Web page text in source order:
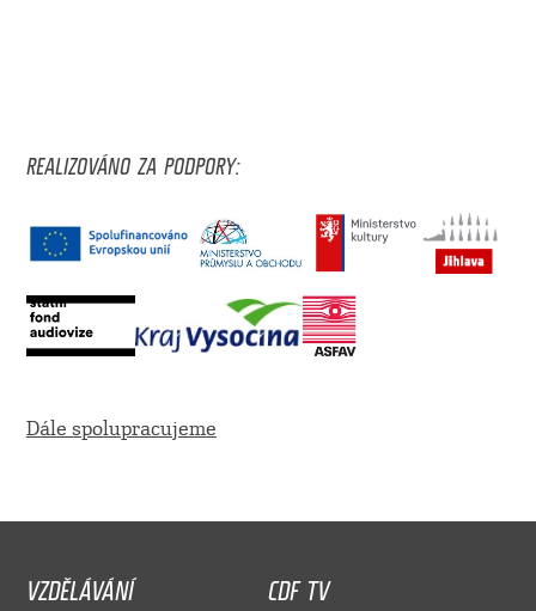
REALIZOVÁNO ZA PODPORY:
Dále spolupracujeme
VZDĚLÁVÁNÍ
CDF TV